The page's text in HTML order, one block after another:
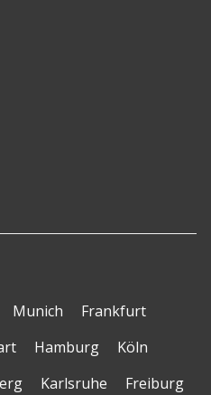
Munich
Frankfurt
Hamburg
Köln
Karlsruhe Freiburg